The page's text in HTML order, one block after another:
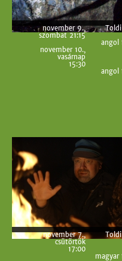
november 9.,
szombat 21:15
angol
november 10.,
vasárnap
15:30
angol
november 7.,
csütörtök
17:00
magyar